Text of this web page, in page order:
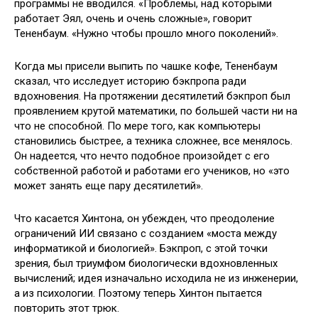
программы не вводился. «Проблемы, над которыми
работает Эял, очень и очень сложные», говорит
Тененбаум. «Нужно чтобы прошло много поколений».
Когда мы присели выпить по чашке кофе, Тененбаум
сказал, что исследует историю бэкпропа ради
вдохновения. На протяжении десятилетий бэкпроп был
проявлением крутой математики, по большей части ни на
что не способной. По мере того, как компьютеры
становились быстрее, а техника сложнее, все менялось.
Он надеется, что нечто подобное произойдет с его
собственной работой и работами его учеников, но «это
может занять еще пару десятилетий».
Что касается Хинтона, он убежден, что преодоление
ограничений ИИ связано с созданием «моста между
информатикой и биологией». Бэкпроп, с этой точки
зрения, был триумфом биологически вдохновленных
вычислений; идея изначально исходила не из инженерии,
а из психологии. Поэтому теперь Хинтон пытается
повторить этот трюк.